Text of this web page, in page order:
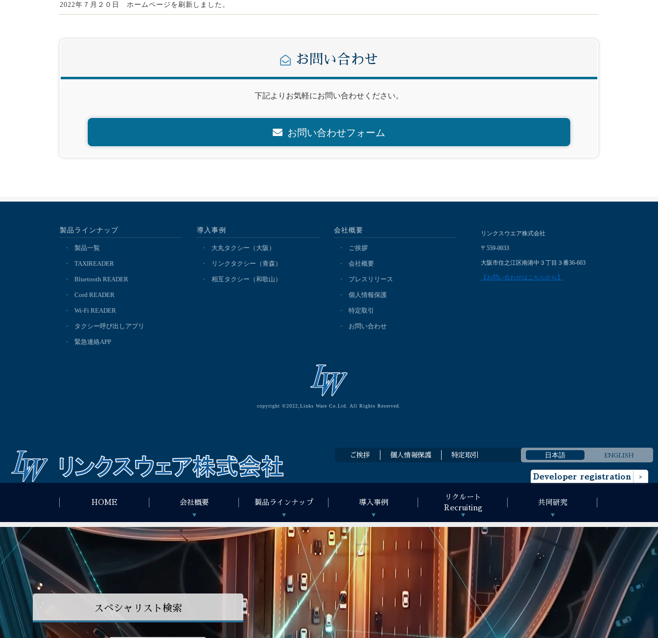
2022年７月２０日 ホームページを刷新しました。
お問い合わせ
下記よりお気軽にお問い合わせください。
お問い合わせフォーム
製品ラインナップ
製品一覧
TAXIREADER
Bluetooth READER
Cord READER
Wi-Fi READER
タクシー呼び出しアプリ
緊急連絡APP
導入事例
大丸タクシー（大阪）
リンクタクシー（青森）
相互タクシー（和歌山）
会社概要
ご挨拶
会社概要
プレスリリース
個人情報保護
特定取引
お問い合わせ
リンクスウエア株式会社
〒559-0033
大阪市住之江区南港中３丁目３番36-603
【お問い合わせはこちらから】
copyright ©2022,Links Ware Co.Ltd. All Rights Reserved.
ご挨拶 個人情報保護 特定取引 日本語 ENGLISH
Developer registration
HOME 会社概要 製品ラインナップ 導入事例
リクルート
Recruiting
共同研究
スペシャリスト検索